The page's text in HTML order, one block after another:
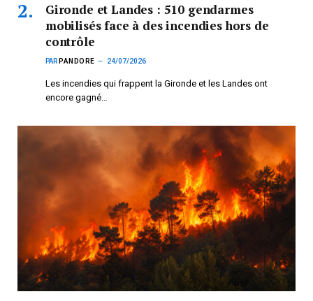
Gironde et Landes : 510 gendarmes
mobilisés face à des incendies hors de
contrôle
PAR PANDORE 24/07/2026
Les incendies qui frappent la Gironde et les Landes ont
encore gagné…